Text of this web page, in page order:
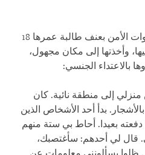
في 23 مارس/آذار، اعتقلت قوات الأمن بعنف طالبة عمرها 18
وأخذتها إلى مكان مجهول،
بالاعتداء الجنسي:
منزلي إلى منطقة نائية. كان
بدأ أحد الأشخاص الذين
بعيدا. أحاط بي ستة منهم
قال لي أحدهم: سأغتصبك،